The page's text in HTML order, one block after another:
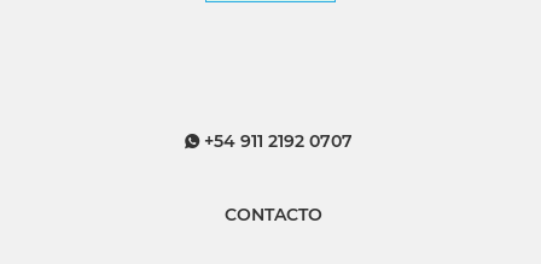
+54 911 2192 0707
CONTACTO